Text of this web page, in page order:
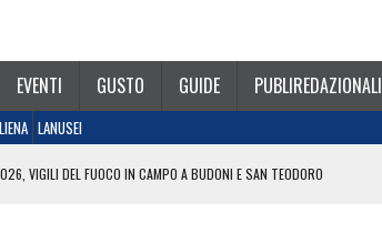
EVENTI GUSTO GUIDE PUBLIREDAZIONALI
LANUSEI
VIGILI DEL FUOCO IN CAMPO A BUDONI E SAN TEODORO